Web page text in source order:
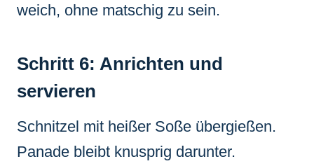
weich, ohne matschig zu sein.
Schritt 6: Anrichten und
servieren
Schnitzel mit heißer Soße übergießen.
Panade bleibt knusprig darunter.